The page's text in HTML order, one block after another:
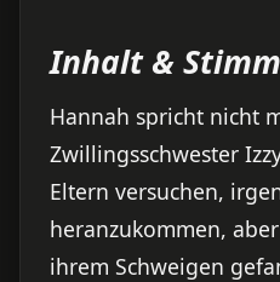
Inhalt &
Hannah spricht nicht
Zwillingsschwester
Eltern versuchen,
heranzukommen,
ihrem Schweigen